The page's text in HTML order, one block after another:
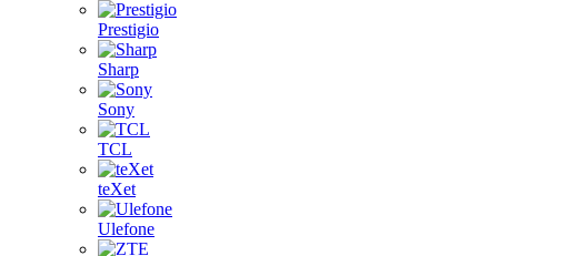
Prestigio
Sharp
Sony
TCL
teXet
Ulefone